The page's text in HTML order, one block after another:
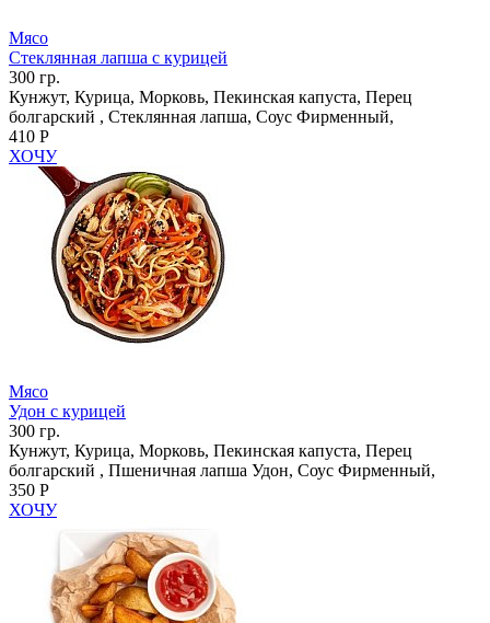
Мясо
Стеклянная лапша с курицей
300 гр.
Кунжут, Курица, Морковь, Пекинская капуста, Перец
болгарский , Стеклянная лапша, Соус Фирменный,
410 Р
ХОЧУ
Мясо
Удон с курицей
300 гр.
Кунжут, Курица, Морковь, Пекинская капуста, Перец
болгарский , Пшеничная лапша Удон, Соус Фирменный,
350 Р
ХОЧУ